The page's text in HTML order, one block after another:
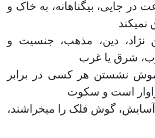
در جایی، بی­گناهانه، به خاک و
نژاد، دین، مذهب، جنسیت و
شرق یا غرب
نشستن هر کسی در برابر
است و سکوت
آسایش، گوش فلک را می­خراشند،